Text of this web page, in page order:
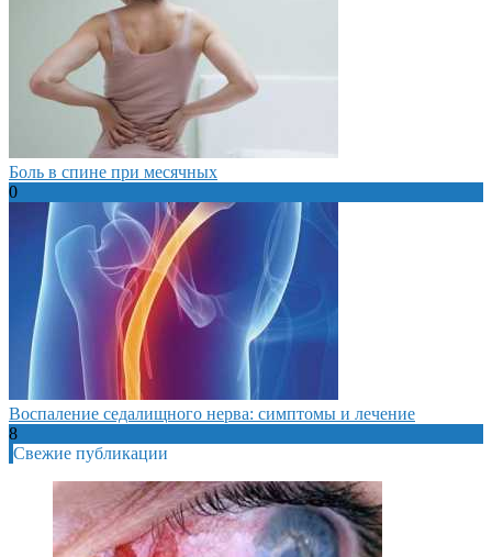
Боль в спине при месячных
0
Воспаление седалищного нерва: симптомы и лечение
8
Свежие публикации